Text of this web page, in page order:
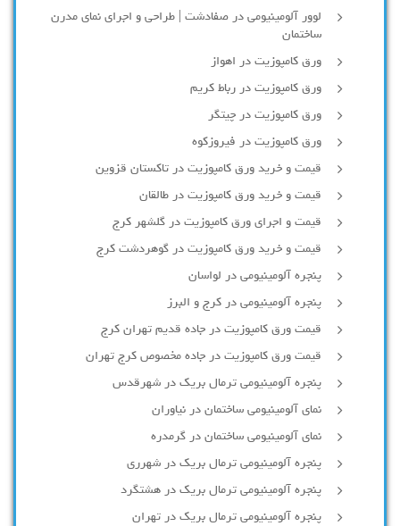
لوور آلومینیومی در صفادشت | طراحی و اجرای نمای مدرن
ساختمان
ورق کامپوزیت در اهواز
ورق کامپوزیت در رباط کریم
ورق کامپوزیت در چیتگر
ورق کامپوزیت در فیروزکوه
قیمت و خرید ورق کامپوزیت در تاکستان قزوین
قیمت و خرید ورق کامپوزیت در طالقان
قیمت و اجرای ورق کامپوزیت در گلشهر کرج
قیمت و خرید ورق کامپوزیت در گوهردشت کرج
پنجره آلومینیومی در لواسان
پنجره آلومینیومی در کرج و البرز
قیمت ورق کامپوزیت در جاده قدیم تهران کرج
قیمت ورق کامپوزیت در جاده مخصوص کرج تهران
پنجره آلومینیومی ترمال بریک در شهرقدس
نمای آلومینیومی ساختمان در نیاوران
نمای آلومینیومی ساختمان در گرمدره
پنجره آلومینیومی ترمال بریک در شهرری
پنجره آلومینیومی ترمال بریک در هشتگرد
پنجره آلومینیومی ترمال بریک در تهران